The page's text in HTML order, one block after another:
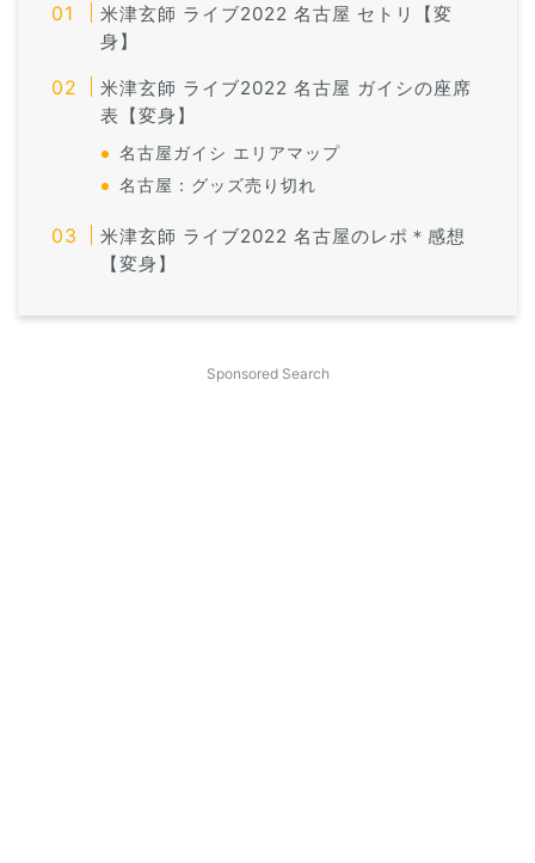
米津玄師 ライブ2022 名古屋 セトリ【変
身】
米津玄師 ライブ2022 名古屋 ガイシの座席
表【変身】
名古屋ガイシ エリアマップ
名古屋：グッズ売り切れ
米津玄師 ライブ2022 名古屋のレポ＊感想
【変身】
Sponsored Search